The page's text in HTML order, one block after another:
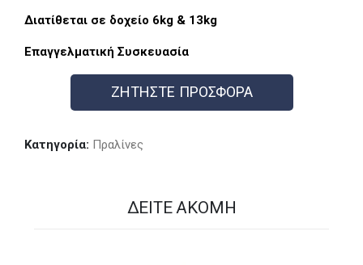
Διατίθεται σε δοχείο 6kg & 13kg
Επαγγελματική Συσκευασία
ΖΗΤΗΣΤΕ ΠΡΟΣΦΟΡΑ
Κατηγορία: Πραλίνες
ΔΕΊΤΕ ΑΚΌΜΗ